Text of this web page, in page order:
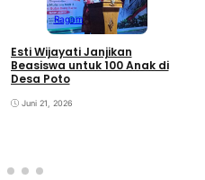
Ragam
Esti Wijayati Janjikan
Beasiswa untuk 100 Anak di
Desa Poto
Juni 21, 2026